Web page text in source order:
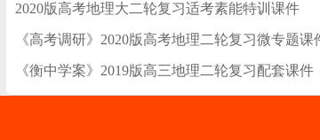
2020版高考地理大二轮复习适考素能特训课件
《高考调研》2020版高考地理二轮复习微专题课
《衡中学案》2019版高三地理二轮复习配套课件